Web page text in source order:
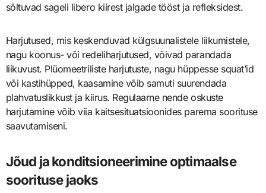
sõltuvad sageli libero kiirest jalgade tööst ja refleksidest.
Harjutused, mis keskenduvad külgsuunalistele liikumistele,
nagu koonus- või redeliharjutused, võivad parandada
liikuvust. Plüomeetriliste harjutuste, nagu hüppesse squat’id
või kastihüpped, kaasamine võib samuti suurendada
plahvatuslikkust ja kiirus. Regulaarne nende oskuste
harjutamine võib viia kaitsesituatsioonides parema soorituse
saavutamiseni.
Jõud ja konditsioneerimine optimaalse
soorituse jaoks